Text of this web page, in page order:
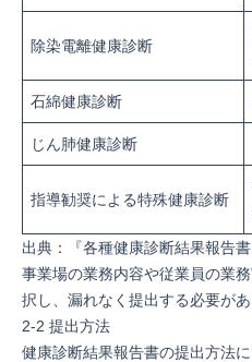
除染電離健康診断
石綿健康診断
じん肺健康診断
指導勧奨による特殊健康診断
出典：『各種健康診断結果報告書
事業場の業務内容や従業員の業
択し、漏れなく提出する必要があ
2-2 提出方法
健康診断結果報告書の提出方法